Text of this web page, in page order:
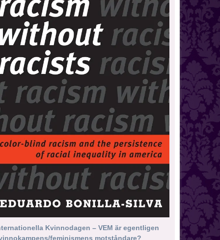
Kvinnodagen – VEM är egentligen
feminismens motståndare?